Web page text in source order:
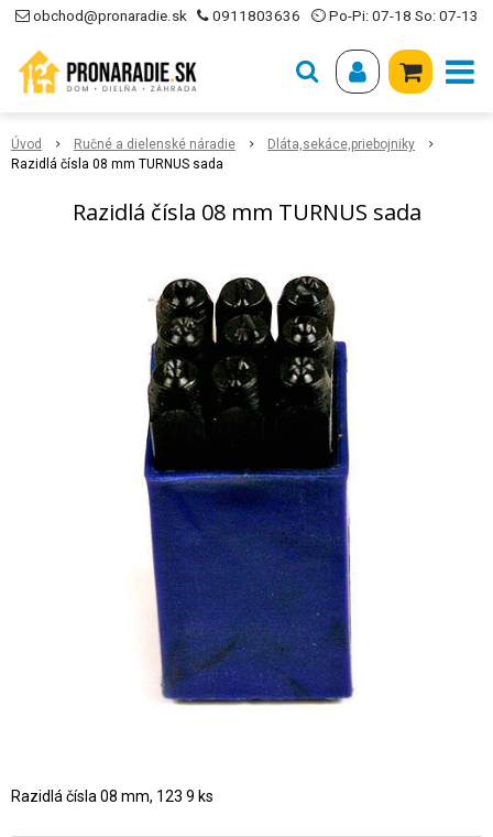
obchod@pronaradie.sk 0911803636 ⏲ Po-Pi: 07-18 So: 07-13
Úvod Ručné a dielenské náradie
Dláta,sekáce,priebojniky
Razidlá čísla 08 mm TURNUS sada
Razidlá čísla 08 mm TURNUS sada
Razidlá čísla 08 mm, 123 9 ks